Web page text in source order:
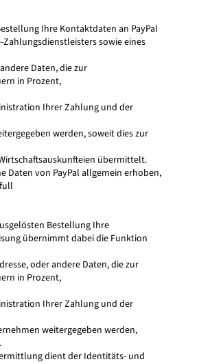
Ihre Kontaktdaten an PayPal
Zahlungsdienstleisters sowie eines
Daten, die zur
in Prozent,
Ihrer Zahlung und der
werden, soweit dies zur
übermittelt.
Daten von PayPal allgemein erhoben,
Bestellung Ihre
übernimmt dabei die Funktion
oder andere Daten, die zur
in Prozent,
Ihrer Zahlung und der
weitergegeben werden,
dient der Identitäts- und